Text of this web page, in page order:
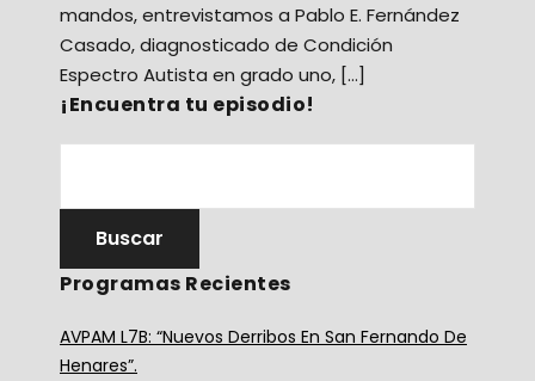
mandos, entrevistamos a Pablo E. Fernández
Casado, diagnosticado de Condición
Espectro Autista en grado uno, […]
¡Encuentra tu episodio!
Programas Recientes
AVPAM L7B: “Nuevos Derribos En San Fernando De
Henares”.